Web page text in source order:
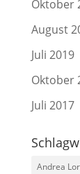
Oktober
August
Juli 2019
Oktober
Juli 2017
Andrea